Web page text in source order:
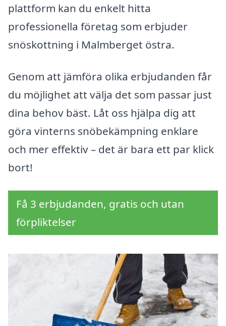
plattform kan du enkelt hitta
professionella företag som erbjuder
snöskottning i Malmberget östra.
Genom att jämföra olika erbjudanden får
du möjlighet att välja det som passar just
dina behov bäst. Låt oss hjälpa dig att
göra vinterns snöbekämpning enklare
och mer effektiv – det är bara ett par klick
bort!
Få 3 erbjudanden, gratis och utan
förpliktelser